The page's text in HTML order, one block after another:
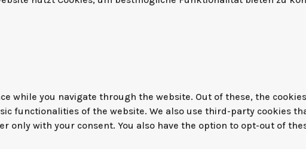
while you navigate through the website. Out of these, the
functionalities of the website. We also use third-party cookies
only with your consent. You also have the option to opt-out of